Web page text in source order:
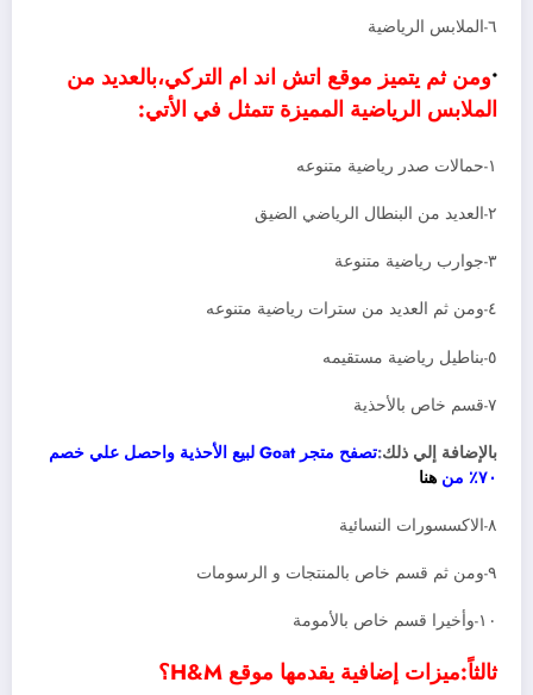
٦-الملابس الرياضية
•ومن ثم يتميز موقع اتش اند ام التركي،بالعديد من
الملابس الرياضية المميزة تتمثل في الأتي:
١-حمالات صدر رياضية متنوعه
٢-العديد من البنطال الرياضي الضيق
٣-جوارب رياضية متنوعة
٤-ومن ثم العديد من سترات رياضية متنوعه
٥-بناطيل رياضية مستقيمه
٧-قسم خاص بالأحذية
بالإضافة إلي ذلك:
تصفح متجر Goat لبيع الأحذية واحصل علي خصم
٧٠٪ من
هنا
٨-الاكسسورات النسائية
٩-ومن ثم قسم خاص بالمنتجات و الرسومات
١٠-وأخيرا قسم خاص بالأمومة
ثالثاً:ميزات إضافية يقدمها موقع H&M؟